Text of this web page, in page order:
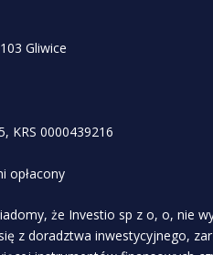
Gliwice
KRS 0000439216
opłacony
że Investio sp z o, o, nie
z doradztwa inwestycyjnego,